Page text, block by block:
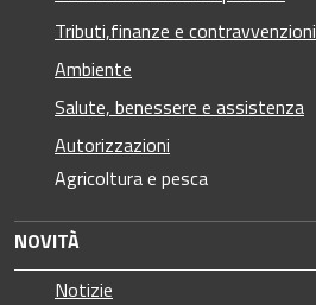
Tributi,finanze e contravvenzioni
Ambiente
Salute, benessere e assistenza
Autorizzazioni
Agricoltura e pesca
NOVITÀ
Notizie